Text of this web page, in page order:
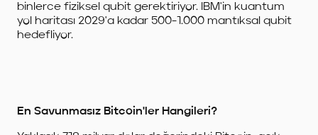
binlerce fiziksel qubit gerektiriyor. IBM'in kuantum
yol haritası 2029'a kadar 500-1.000 mantıksal qubit
hedefliyor.
En Savunmasız Bitcoin'ler Hangileri?